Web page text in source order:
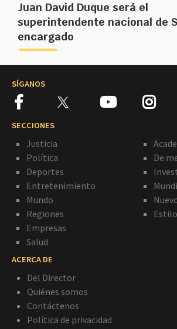
Juan David Duque será el
superintendente nacional de
encargado
SÍGANOS
SECCIONES
Justicia
Política
Deportes
Entretenimiento
Mundo
Regiones
Empresas
Salud
De
ACERCA DE
Del Director
Quiénes somos
Contáctenos
Política de privacidad